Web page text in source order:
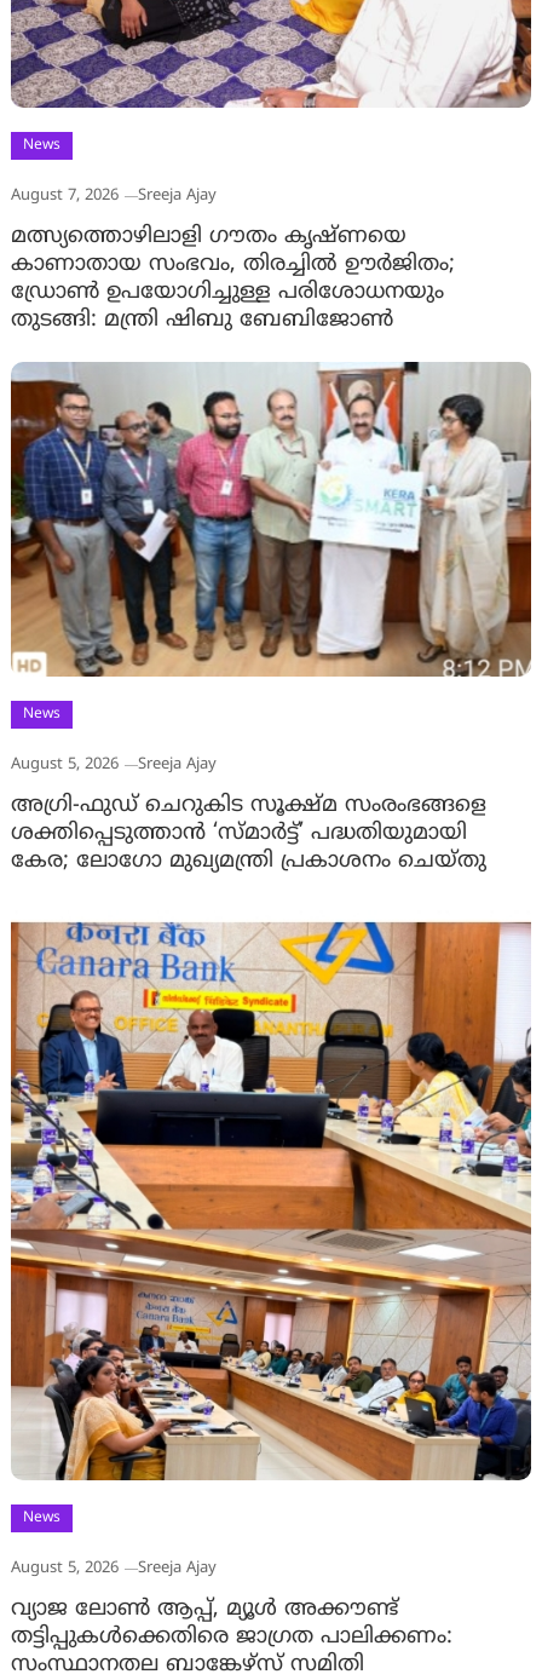
News
August 7, 2026 Sreeja Ajay
മത്സ്യത്തൊഴിലാളി ഗൗതം കൃഷ്ണയെ
കാണാതായ സംഭവം, തിരച്ചിൽ ഊർജിതം;
ഡ്രോണ്‍ ഉപയോഗിച്ചുള്ള പരിശോധനയും
തുടങ്ങി: മന്ത്രി ഷിബു ബേബിജോണ്‍
News
August 5, 2026 Sreeja Ajay
അഗ്രി-ഫുഡ് ചെറുകിട സൂക്ഷ്മ സംരംഭങ്ങളെ
ശക്തിപ്പെടുത്താന്‍ ‘സ്മാര്‍ട്ട്’ പദ്ധതിയുമായി
കേര; ലോഗോ മുഖ്യമന്ത്രി പ്രകാശനം ചെയ്തു
News
August 5, 2026 Sreeja Ajay
വ്യാജ ലോൺ ആപ്പ്, മ്യൂൾ അക്കൗണ്ട്
തട്ടിപ്പുകൾക്കെതിരെ ജാ​ഗ്രത പാലിക്കണം:
സംസ്ഥാനതല ബാങ്കേഴ്സ് സമിതി